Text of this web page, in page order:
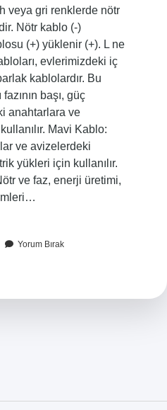
veya gri renklerde nötr
Nötr kablo (-)
(+) yüklenir (+). L ne
evlerimizdeki iç
kablolardır. Bu
başı, güç
anahtarlara ve
Mavi Kablo:
ve avizelerdeki
yükleri için kullanılır.
ve faz, enerji üretimi,
Yorum Bırak